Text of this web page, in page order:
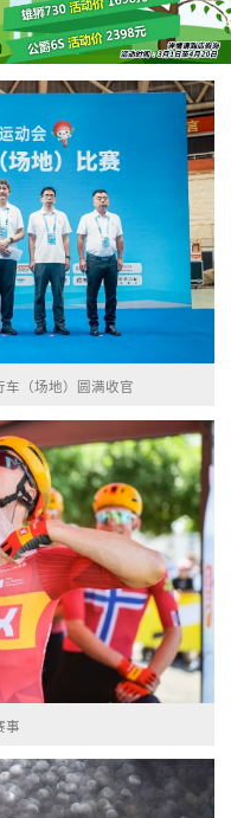
车（场地）圆满收官
事